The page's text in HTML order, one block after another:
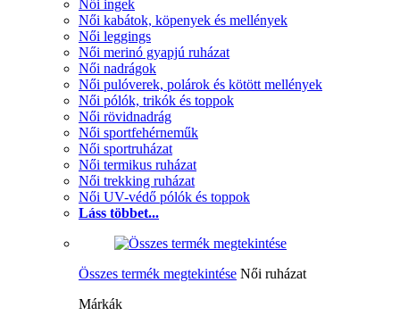
Női ingek
Női kabátok, köpenyek és mellények
Női leggings
Női merinó gyapjú ruházat
Női nadrágok
Női pulóverek, polárok és kötött mellények
Női pólók, trikók és toppok
Női rövidnadrág
Női sportfehérneműk
Női sportruházat
Női termikus ruházat
Női trekking ruházat
Női UV-védő pólók és toppok
Láss többet...
Összes termék megtekintése Női ruházat
Márkák